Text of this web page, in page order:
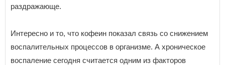
раздражающе.
Интересно и то, что кофеин показал связь со снижением
воспалительных процессов в организме. А хроническое
воспаление сегодня считается одним из факторов